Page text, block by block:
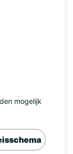
mogelijk